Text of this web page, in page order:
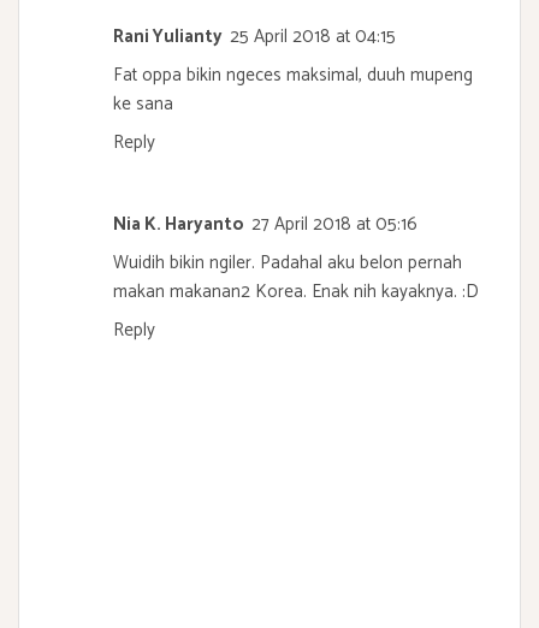
Rani Yulianty 25 April 2018 at 04:15
Fat oppa bikin ngeces maksimal, duuh mupeng
ke sana
Reply
Nia K. Haryanto 27 April 2018 at 05:16
Wuidih bikin ngiler. Padahal aku belon pernah
makan makanan2 Korea. Enak nih kayaknya. :D
Reply